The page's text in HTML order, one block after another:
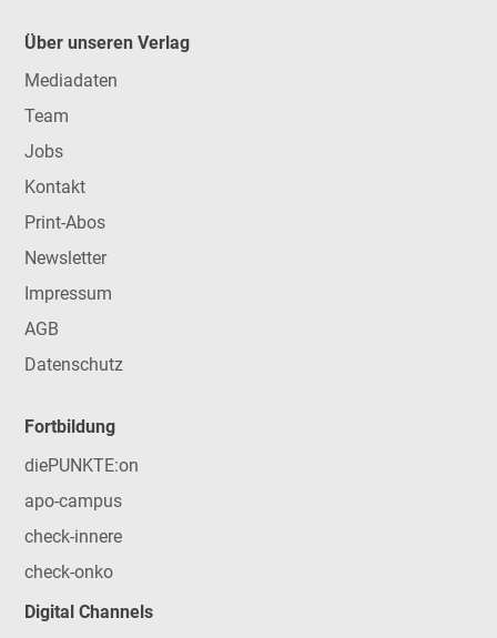
Über unseren Verlag
Mediadaten
Team
Jobs
Kontakt
Print-Abos
Newsletter
Impressum
AGB
Datenschutz
Fortbildung
diePUNKTE:on
apo-campus
check-innere
check-onko
Digital Channels